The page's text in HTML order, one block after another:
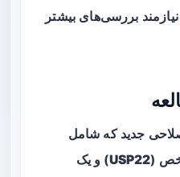
بررسی‌های بیشتر
جدید که شامل
(
USP22) و یک